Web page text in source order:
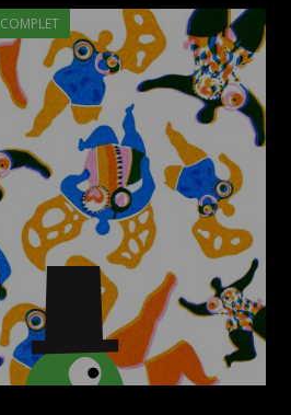
COMPLET